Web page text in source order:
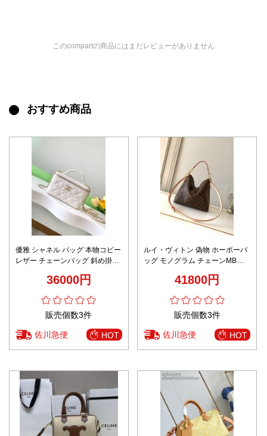
このcompartの商品にはまだレビューがありません
おすすめ商品
優雅 シャネル バッグ 本物コピー
レザー チェーンバッグ 斜め掛け
36000円
販売個数3件
佐川急便 HOT
ルイ・ヴィトン 偽物 ホーボーバ
ッグ モノグラム チェーンMB
精密ディテール 安心サイト 実店
41800円
販売個数3件
佐川急便 HOT